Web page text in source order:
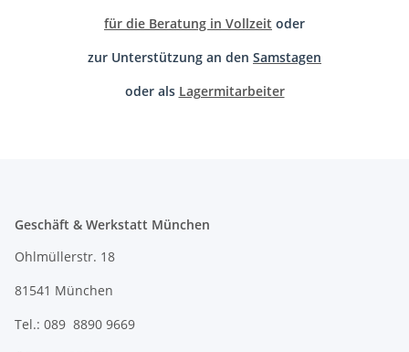
für die Beratung in Vollzeit oder
zur Unterstützung an den Samstagen
oder als Lagermitarbeiter
Geschäft & Werkstatt München
Ohlmüllerstr. 18
81541 München
Tel.: 089 8890 9669